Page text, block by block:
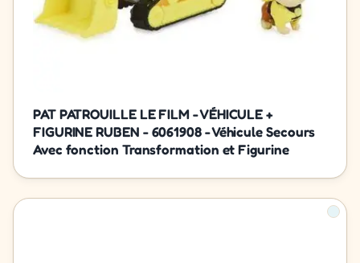
PAT PATROUILLE LE FILM - VÉHICULE +
FIGURINE RUBEN - 6061908 - Véhicule Secours
Avec fonction Transformation et Figurine